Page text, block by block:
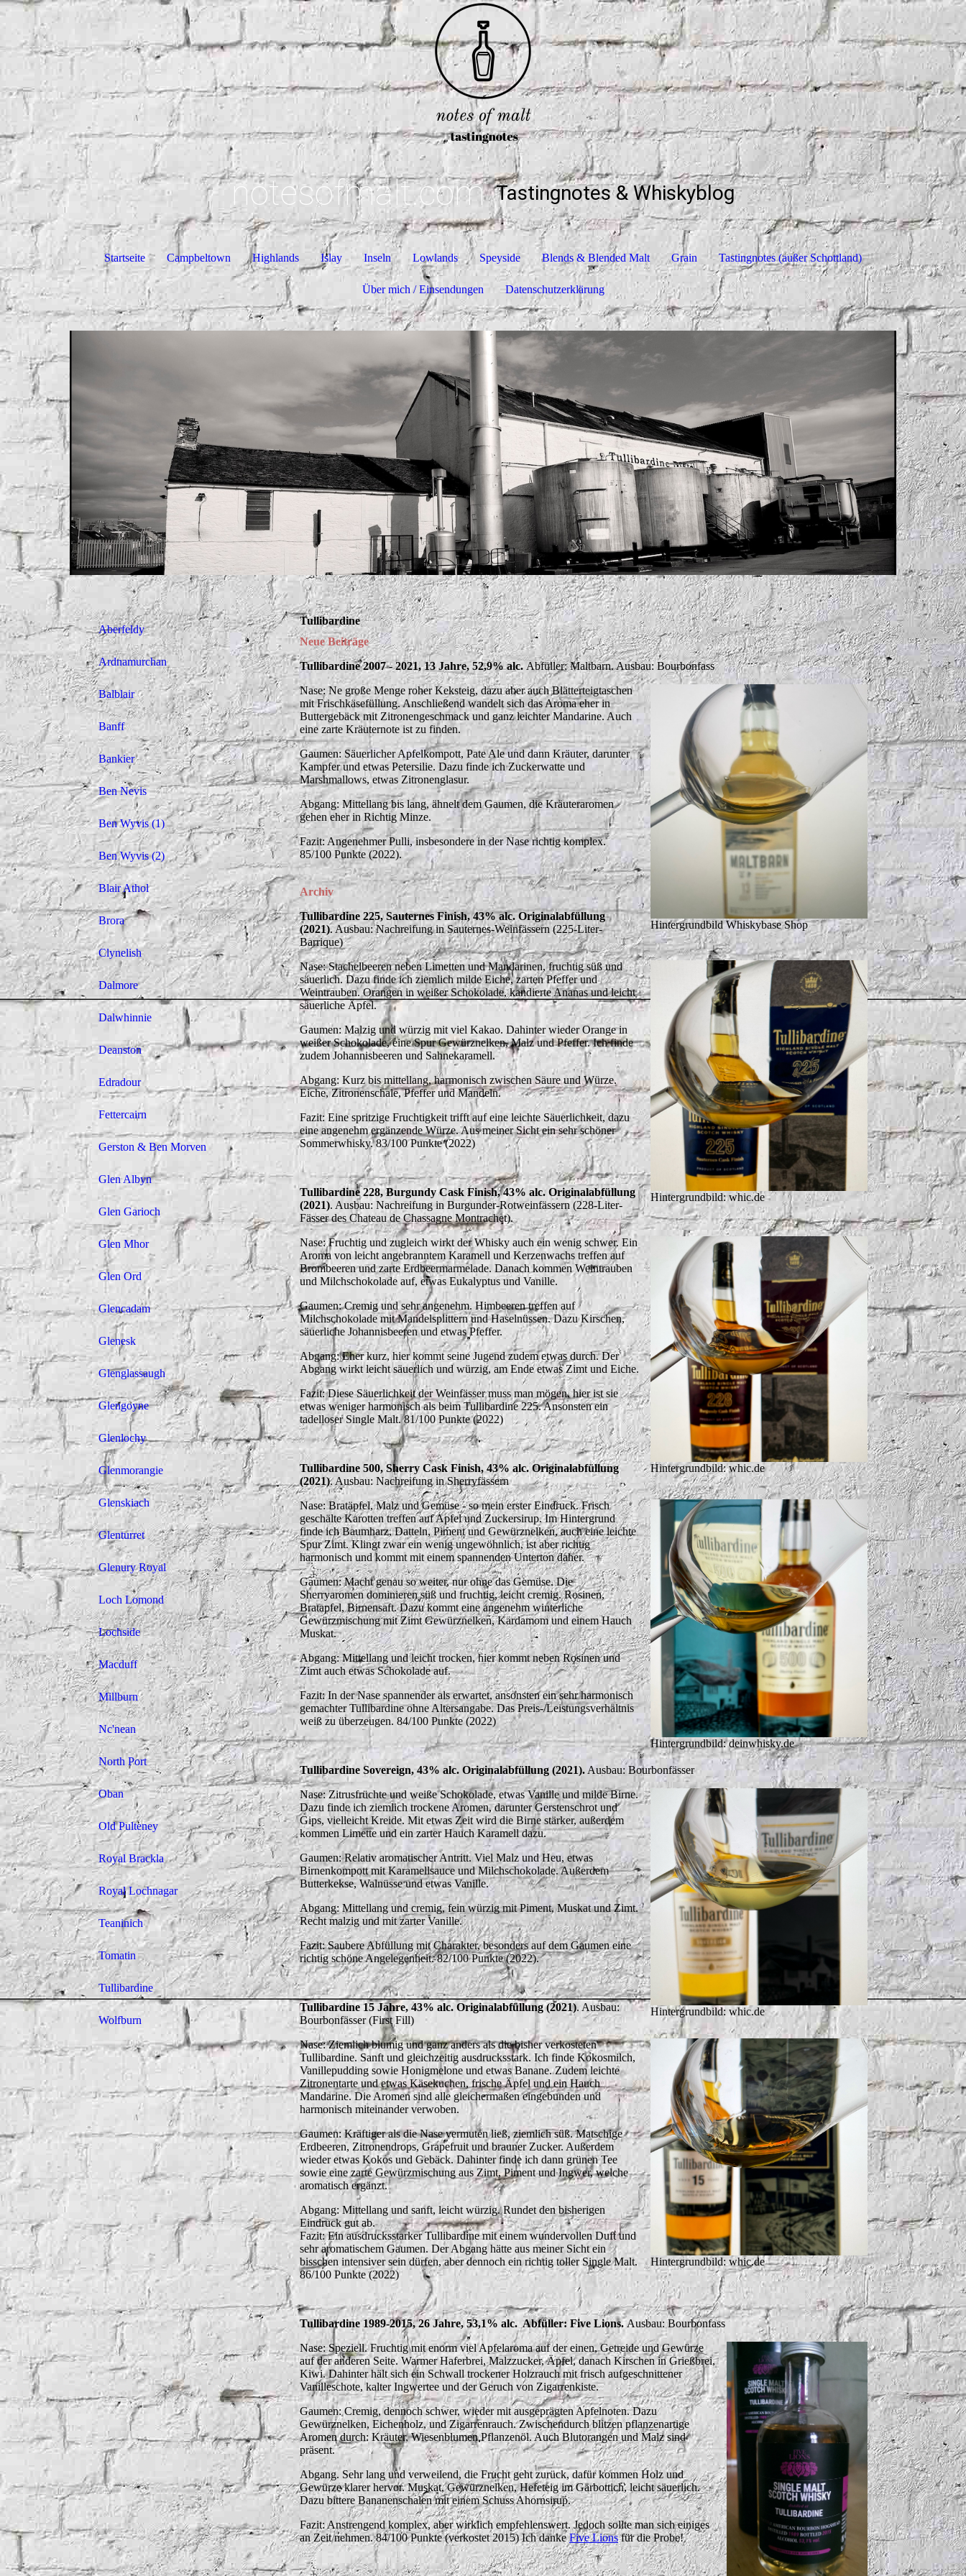
notesofmalt.com Tastingnotes & Whiskyblog
Startseite Campbeltown Highlands Islay Inseln Lowlands Speyside Blends & Blended Malt Grain Tastingnotes (außer Schottland)
Über mich / Einsendungen Datenschutzerklärung
Aberfeldy
Ardnamurchan
Balblair
Banff
Bankier
Ben Nevis
Ben Wyvis (1)
Ben Wyvis (2)
Blair Athol
Brora
Clynelish
Dalmore
Dalwhinnie
Deanston
Edradour
Fettercairn
Gerston & Ben Morven
Glen Albyn
Glen Garioch
Glen Mhor
Glen Ord
Glencadam
Glenesk
Glenglassaugh
Glengoyne
Glenlochy
Glenmorangie
Glenskiach
Glenturret
Glenury Royal
Loch Lomond
Lochside
Macduff
Millburn
Nc'nean
North Port
Oban
Old Pulteney
Royal Brackla
Royal Lochnagar
Teaninich
Tomatin
Tullibardine
Wolfburn
Tullibardine
Neue Beiträge
Tullibardine 2007 - 2021, 13 Jahre, 52,9% alc. Abfüller: Maltbarn. Ausbau: Bourbonfass
Hintergrundbild Whiskybase Shop
Nase: Ne große Menge roher Keksteig, dazu aber auch Blätterteigtaschen
mit Frischkäsefüllung. Anschließend wandelt sich das Aroma eher in
Buttergebäck mit Zitronengeschmack und ganz leichter Mandarine. Auch
eine zarte Kräuternote ist zu finden.
Gaumen: Säuerlicher Apfelkompott, Pate Ale und dann Kräuter, darunter
Kampfer und etwas Petersilie. Dazu finde ich Zuckerwatte und
Marshmallows, etwas Zitronenglasur.
Abgang: Mittellang bis lang, ähnelt dem Gaumen, die Kräuteraromen
gehen eher in Richtig Minze.
Fazit: Angenehmer Pulli, insbesondere in der Nase richtig komplex.
85/100 Punkte (2022).
Archiv
Tullibardine 225, Sauternes Finish, 43% alc. Originalabfüllung
(2021). Ausbau: Nachreifung in Sauternes-Weinfässern (225-Liter-
Barrique)
Hintergrundbild: whic.de
Nase: Stachelbeeren neben Limetten und Mandarinen, fruchtig süß und
säuerlich. Dazu finde ich ziemlich milde Eiche, zarten Pfeffer und
Weintrauben. Orangen in weißer Schokolade, kandierte Ananas und leicht
säuerliche Äpfel.
Gaumen: Malzig und würzig mit viel Kakao. Dahinter wieder Orange in
weißer Schokolade, eine Spur Gewürznelken, Malz und Pfeffer. Ich finde
zudem Johannisbeeren und Sahnekaramell.
Abgang: Kurz bis mittellang, harmonisch zwischen Säure und Würze.
Eiche, Zitronenschale, Pfeffer und Mandeln.
Fazit: Eine spritzige Fruchtigkeit trifft auf eine leichte Säuerlichkeit, dazu
eine angenehm ergänzende Würze. Aus meiner Sicht ein sehr schöner
Sommerwhisky. 83/100 Punkte (2022)
Tullibardine 228, Burgundy Cask Finish, 43% alc. Originalabfüllung
(2021). Ausbau: Nachreifung in Burgunder-Rotweinfässern (228-Liter-
Fässer des Chateau de Chassagne Montrachet).
Hintergrundbild: whic.de
Nase: Fruchtig und zugleich wirkt der Whisky auch ein wenig schwer. Ein
Aroma von leicht angebranntem Karamell und Kerzenwachs treffen auf
Brombeeren und zarte Erdbeermarmelade. Danach kommen Weintrauben
und Milchschokolade auf, etwas Eukalyptus und Vanille.
Gaumen: Cremig und sehr angenehm. Himbeeren treffen auf
Milchschokolade mit Mandelsplittern und Haselnüssen. Dazu Kirschen,
säuerliche Johannisbeeren und etwas Pfeffer.
Abgang: Eher kurz, hier kommt seine Jugend zudem etwas durch. Der
Abgang wirkt leicht säuerlich und würzig, am Ende etwas Zimt und Eiche.
Fazit: Diese Säuerlichkeit der Weinfässer muss man mögen, hier ist sie
etwas weniger harmonisch als beim Tullibardine 225. Ansonsten ein
tadelloser Single Malt. 81/100 Punkte (2022)
Tullibardine 500, Sherry Cask Finish, 43% alc. Originalabfüllung
(2021). Ausbau: Nachreifung in Sherryfässern
Hintergrundbild: deinwhisky.de
Nase: Bratäpfel, Malz und Gemüse - so mein erster Eindruck. Frisch
geschälte Karotten treffen auf Apfel und Zuckersirup. Im Hintergrund
finde ich Baumharz, Datteln, Piment und Gewürznelken, auch eine leichte
Spur Zimt. Klingt zwar ein wenig ungewöhnlich, ist aber richtig
harmonisch und kommt mit einem spannenden Unterton daher.
Gaumen: Macht genau so weiter, nur ohne das Gemüse. Die
Sherryaromen dominieren süß und fruchtig, leicht cremig. Rosinen,
Bratapfel, Birnensaft. Dazu kommt eine angenehm winterliche
Gewürzmischung mit Zimt Gewürznelken, Kardamom und einem Hauch
Muskat.
Abgang: Mittellang und leicht trocken, hier kommt neben Rosinen und
Zimt auch etwas Schokolade auf.
Fazit: In der Nase spannender als erwartet, ansonsten ein sehr harmonisch
gemachter Tullibardine ohne Altersangabe. Das Preis-/Leistungsverhältnis
weiß zu überzeugen. 84/100 Punkte (2022)
Tullibardine Sovereign, 43% alc. Originalabfüllung (2021). Ausbau: Bourbonfässer
Hintergrundbild: whic.de
Nase: Zitrusfrüchte und weiße Schokolade, etwas Vanille und milde Birne.
Dazu finde ich ziemlich trockene Aromen, darunter Gerstenschrot und
Gips, vielleicht Kreide. Mit etwas Zeit wird die Birne stärker, außerdem
kommen Limette und ein zarter Hauch Karamell dazu.
Gaumen: Relativ aromatischer Antritt. Viel Malz und Heu, etwas
Birnenkompott mit Karamellsauce und Milchschokolade. Außerdem
Butterkekse, Walnüsse und etwas Vanille.
Abgang: Mittellang und cremig, fein würzig mit Piment, Muskat und Zimt.
Recht malzig und mit zarter Vanille.
Fazit: Saubere Abfüllung mit Charakter, besonders auf dem Gaumen eine
richtig schöne Angelegenheit. 82/100 Punkte (2022).
Tullibardine 15 Jahre, 43% alc. Originalabfüllung (2021). Ausbau:
Bourbonfässer (First Fill)
Hintergrundbild: whic.de
Nase: Ziemlich blumig und ganz anders als die bisher verkosteten
Tullibardine. Sanft und gleichzeitig ausdrucksstark. Ich finde Kokosmilch,
Vanillepudding sowie Honigmelone und etwas Banane. Zudem leichte
Zitronentarte und etwas Käsekuchen, frische Äpfel und ein Hauch
Mandarine. Die Aromen sind alle gleichermaßen eingebunden und
harmonisch miteinander verwoben.
Gaumen: Kräftiger als die Nase vermuten ließ, ziemlich süß. Matschige
Erdbeeren, Zitronendrops, Grapefruit und brauner Zucker. Außerdem
wieder etwas Kokos und Gebäck. Dahinter finde ich dann grünen Tee
sowie eine zarte Gewürzmischung aus Zimt, Piment und Ingwer, welche
aromatisch ergänzt.
Abgang: Mittellang und sanft, leicht würzig. Rundet den bisherigen
Eindruck gut ab.
Fazit: Ein ausdrucksstarker Tullibardine mit einem wundervollen Duft und
sehr aromatischem Gaumen. Der Abgang hätte aus meiner Sicht ein
bisschen intensiver sein dürfen, aber dennoch ein richtig toller Single Malt.
86/100 Punkte (2022)
Tullibardine 1989-2015, 26 Jahre, 53,1% alc. Abfüller: Five Lions.Ausbau: Bourbonfass
Nase: Speziell. Fruchtig mit enorm viel Apfelaroma auf der einen, Getreide und Gewürze
auf der anderen Seite. Warmer Haferbrei, Malzzucker, Äpfel, danach Kirschen in Grießbrei,
Kiwi. Dahinter hält sich ein Schwall trockener Holzrauch mit frisch aufgeschnittener
Vanilleschote, kalter Ingwertee und der Geruch von Zigarrenkiste.
Gaumen: Cremig, dennoch schwer, wieder mit ausgeprägten Apfelnoten. Dazu
Gewürznelken, Eichenholz, und Zigarrenrauch. Zwischendurch blitzen pflanzenartige
Aromen durch: Kräuter, Wiesenblumen Pflanzenöl. Auch Blutorangen und Malz sind
präsent.
Abgang. Sehr lang und verweilend, die Frucht geht zurück, dafür kommen Holz und
Gewürze klarer hervor. Muskat, Gewürznelken, Hefeteig im Gärbottich, leicht säuerlich.
Dazu bittere Bananenschalen mit einem Schuss Ahornsirup.
Fazit: Anstrengend komplex, aber wirklich empfehlenswert. Jedoch sollte man sich einiges
an Zeit nehmen. 84/100 Punkte (verkostet 2015) Ich dankeFive Lionsfür die Probe!